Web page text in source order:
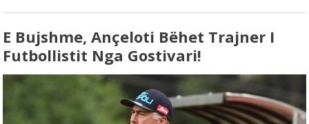
E Bujshme, Ançeloti Bëhet Trajner I
Futbollistit Nga Gostivari!